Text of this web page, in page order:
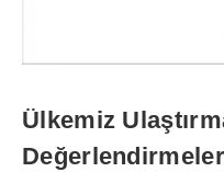
Ülkemiz
Değerlendirmeler